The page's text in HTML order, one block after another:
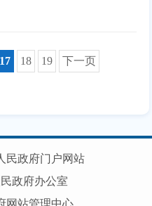
17 18 19 下一页
民政府门户网站
政府办公室